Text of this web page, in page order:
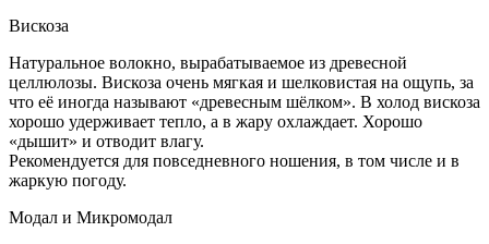
Вискоза
Натуральное волокно, вырабатываемое из древесной
целлюлозы. Вискоза очень мягкая и шелковистая на ощупь, за
что её иногда называют «древесным шёлком». В холод вискоза
хорошо удерживает тепло, а в жару охлаждает. Хорошо
«дышит» и отводит влагу.
Рекомендуется для повседневного ношения, в том числе и в
жаркую погоду.
Модал и Микромодал